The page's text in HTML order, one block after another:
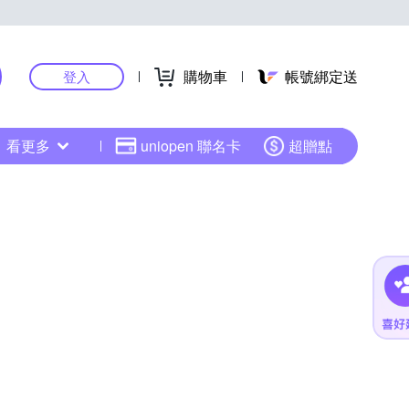
登入 購物車 帳號綁定送
看更多 uniopen 聯名卡 超贈點